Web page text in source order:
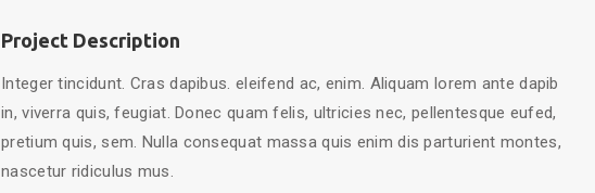
Project Description
Integer tincidunt. Cras dapibus. eleifend ac, enim. Aliquam lorem ante dapib
in, viverra quis, feugiat. Donec quam felis, ultricies nec, pellentesque eufed,
pretium quis, sem. Nulla consequat massa quis enim dis parturient montes,
nascetur ridiculus mus.